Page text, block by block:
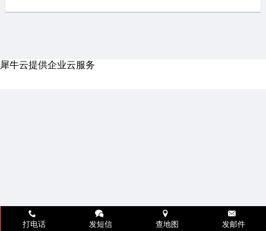
犀牛云提供企业云服务
打电话 发短信 查地图 发邮件